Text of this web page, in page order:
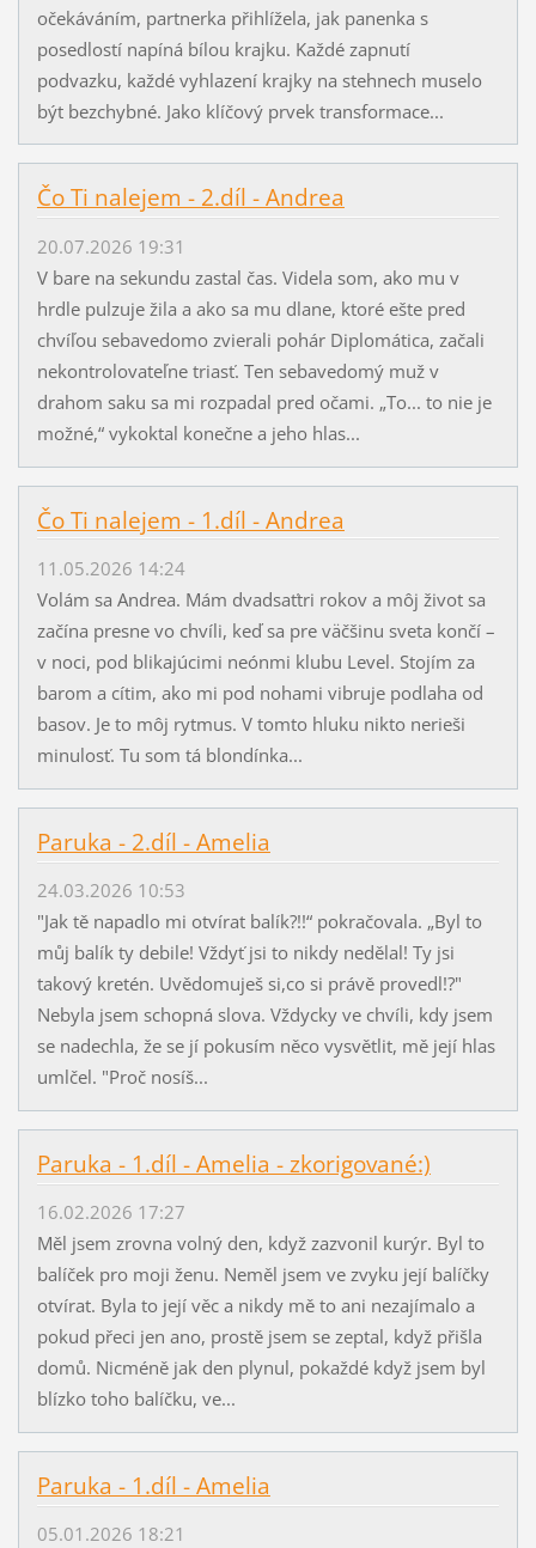
očekáváním, partnerka přihlížela, jak panenka s
posedlostí napíná bílou krajku. Každé zapnutí
podvazku, každé vyhlazení krajky na stehnech muselo
být bezchybné. Jako klíčový prvek transformace...
Čo Ti nalejem - 2.díl - Andrea
20.07.2026 19:31
V bare na sekundu zastal čas. Videla som, ako mu v
hrdle pulzuje žila a ako sa mu dlane, ktoré ešte pred
chvíľou sebavedomo zvierali pohár Diplomática, začali
nekontrolovateľne triasť. Ten sebavedomý muž v
drahom saku sa mi rozpadal pred očami. „To... to nie je
možné,“ vykoktal konečne a jeho hlas...
Čo Ti nalejem - 1.díl - Andrea
11.05.2026 14:24
Volám sa Andrea. Mám dvadsaťtri rokov a môj život sa
začína presne vo chvíli, keď sa pre väčšinu sveta končí –
v noci, pod blikajúcimi neónmi klubu Level. Stojím za
barom a cítim, ako mi pod nohami vibruje podlaha od
basov. Je to môj rytmus. V tomto hluku nikto nerieši
minulosť. Tu som tá blondínka...
Paruka - 2.díl - Amelia
24.03.2026 10:53
"Jak tě napadlo mi otvírat balík?!!“ pokračovala. „Byl to
můj balík ty debile! Vždyť jsi to nikdy nedělal! Ty jsi
takový kretén. Uvědomuješ si,co si právě provedl!?"
Nebyla jsem schopná slova. Vždycky ve chvíli, kdy jsem
se nadechla, že se jí pokusím něco vysvětlit, mě její hlas
umlčel. "Proč nosíš...
Paruka - 1.díl - Amelia - zkorigované:)
16.02.2026 17:27
Měl jsem zrovna volný den, když zazvonil kurýr. Byl to
balíček pro moji ženu. Neměl jsem ve zvyku její balíčky
otvírat. Byla to její věc a nikdy mě to ani nezajímalo a
pokud přeci jen ano, prostě jsem se zeptal, když přišla
domů. Nicméně jak den plynul, pokaždé když jsem byl
blízko toho balíčku, ve...
Paruka - 1.díl - Amelia
05.01.2026 18:21